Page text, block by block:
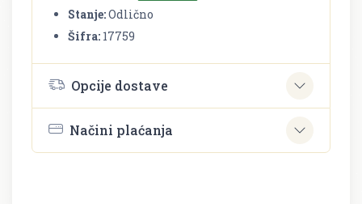
Stanje:Odlično
Šifra: 17759
Opcije dostave
Načini plaćanja